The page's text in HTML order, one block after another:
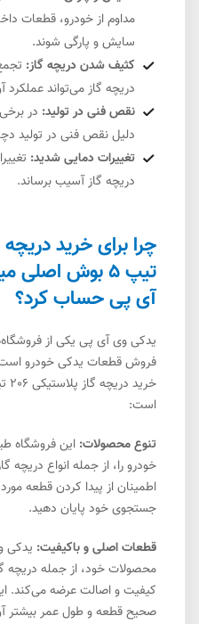
مداوم از خودرو، قطعات
سایش و پارگی شوند.
کثیف شدن دریچه گاز:
دریچه گاز می‌تواند عملکرد
نقص فنی در تولید: در
دلیل نقص فنی در تولید
تغییرات دمایی شدید:
دریچه گاز آسیب برساند.
تیپ 5 بوش
آی پی حساب کرد؟
یدکی وی آی پی یکی از
فروش قطعات یدکی خودرو است
است:
تنوع محصولات: این فروشگاه
خودرو را، از جمله انواع دریچه
اطمینان از پیدا کردن قطعه
جستجوی خود پایان دهید.
قطعات اصلی و باکیفیت: یدکی
محصولات خود، از جمله دریچه
کیفیت و اصالت عرضه می‌کند.
صحیح قطعه و طول عمر بیشتر